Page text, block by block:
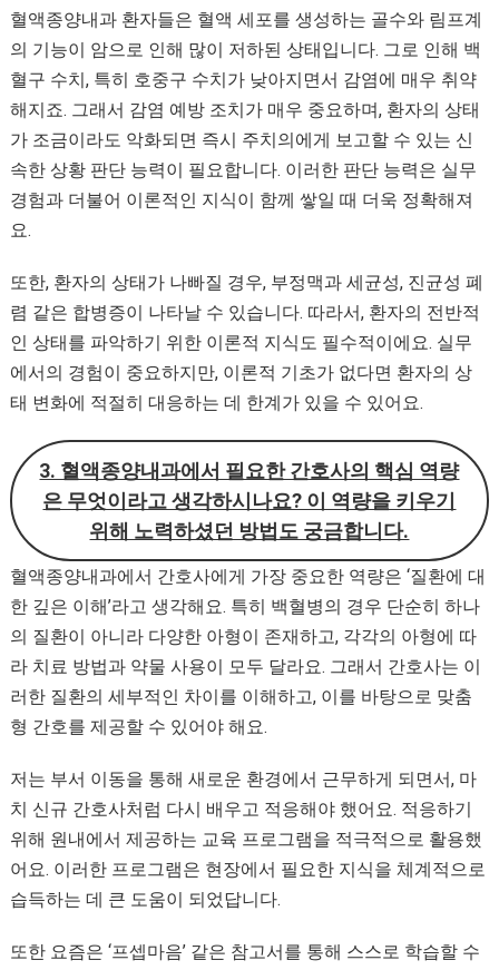
혈액종양내과 환자들은 혈액 세포를 생성하는 골수와 림프계
의 기능이 암으로 인해 많이 저하된 상태입니다. 그로 인해 백
혈구 수치, 특히 호중구 수치가 낮아지면서 감염에 매우 취약
해지죠. 그래서 감염 예방 조치가 매우 중요하며, 환자의 상태
가 조금이라도 악화되면 즉시 주치의에게 보고할 수 있는 신
속한 상황 판단 능력이 필요합니다. 이러한 판단 능력은 실무
경험과 더불어 이론적인 지식이 함께 쌓일 때 더욱 정확해져
요.
또한, 환자의 상태가 나빠질 경우, 부정맥과 세균성, 진균성 폐
렴 같은 합병증이 나타날 수 있습니다. 따라서, 환자의 전반적
인 상태를 파악하기 위한 이론적 지식도 필수적이에요. 실무
에서의 경험이 중요하지만, 이론적 기초가 없다면 환자의 상
태 변화에 적절히 대응하는 데 한계가 있을 수 있어요.
3. 혈액종양내과에서 필요한 간호사의 핵심 역량
은 무엇이라고 생각하시나요? 이 역량을 키우기
위해 노력하셨던 방법도 궁금합니다.
혈액종양내과에서 간호사에게 가장 중요한 역량은 ‘질환에 대
한 깊은 이해’라고 생각해요. 특히 백혈병의 경우 단순히 하나
의 질환이 아니라 다양한 아형이 존재하고, 각각의 아형에 따
라 치료 방법과 약물 사용이 모두 달라요. 그래서 간호사는 이
러한 질환의 세부적인 차이를 이해하고, 이를 바탕으로 맞춤
형 간호를 제공할 수 있어야 해요.
저는 부서 이동을 통해 새로운 환경에서 근무하게 되면서, 마
치 신규 간호사처럼 다시 배우고 적응해야 했어요. 적응하기
위해 원내에서 제공하는 교육 프로그램을 적극적으로 활용했
어요. 이러한 프로그램은 현장에서 필요한 지식을 체계적으로
습득하는 데 큰 도움이 되었답니다.
또한 요즘은 ‘프셉마음’ 같은 참고서를 통해 스스로 학습할 수